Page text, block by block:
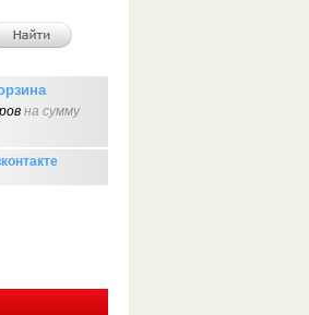
на сумму